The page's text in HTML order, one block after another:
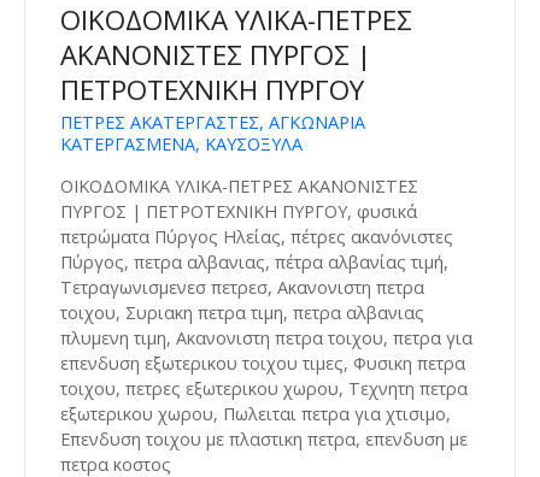
ΟΙΚΟΔΟΜΙΚΑ ΥΛΙΚΑ-ΠΕΤΡΕΣ
ΑΚΑΝΟΝΙΣΤΕΣ ΠΥΡΓΟΣ |
ΠΕΤΡΟΤΕΧΝΙΚΗ ΠΥΡΓΟΥ
ΠΕΤΡΕΣ ΑΚΑΤΕΡΓΑΣΤΕΣ, ΑΓΚΩΝΑΡΙΑ
ΚΑΤΕΡΓΑΣΜΕΝΑ, ΚΑΥΣΟΞΥΛΑ
ΟΙΚΟΔΟΜΙΚΑ ΥΛΙΚΑ-ΠΕΤΡΕΣ ΑΚΑΝΟΝΙΣΤΕΣ
ΠΥΡΓΟΣ | ΠΕΤΡΟΤΕΧΝΙΚΗ ΠΥΡΓΟΥ, φυσικά
πετρώματα Πύργος Ηλείας, πέτρες ακανόνιστες
Πύργος, πετρα αλβανιας, πέτρα αλβανίας τιμή,
Τετραγωνισμενεσ πετρεσ, Ακανονιστη πετρα
τοιχου, Συριακη πετρα τιμη, πετρα αλβανιας
πλυμενη τιμη, Ακανονιστη πετρα τοιχου, πετρα για
επενδυση εξωτερικου τοιχου τιμες, Φυσικη πετρα
τοιχου, πετρες εξωτερικου χωρου, Τεχνητη πετρα
εξωτερικου χωρου, Πωλειται πετρα για χτισιμο,
Επενδυση τοιχου με πλαστικη πετρα, επενδυση με
πετρα κοστος